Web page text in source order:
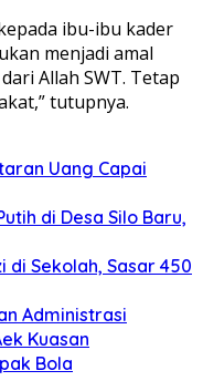
ibu-ibu kader
menjadi amal
Allah SWT. Tetap
tutupnya.
Uang Capai
di Desa Silo Baru,
di Sekolah, Sasar 450
Administrasi
Kuasan
Bola